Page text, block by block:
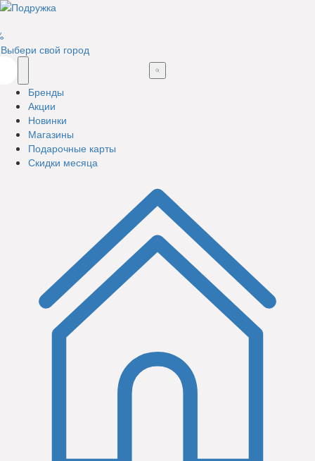
Выбери свой город
Бренды
Акции
Новинки
Магазины
Подарочные карты
Скидки месяца